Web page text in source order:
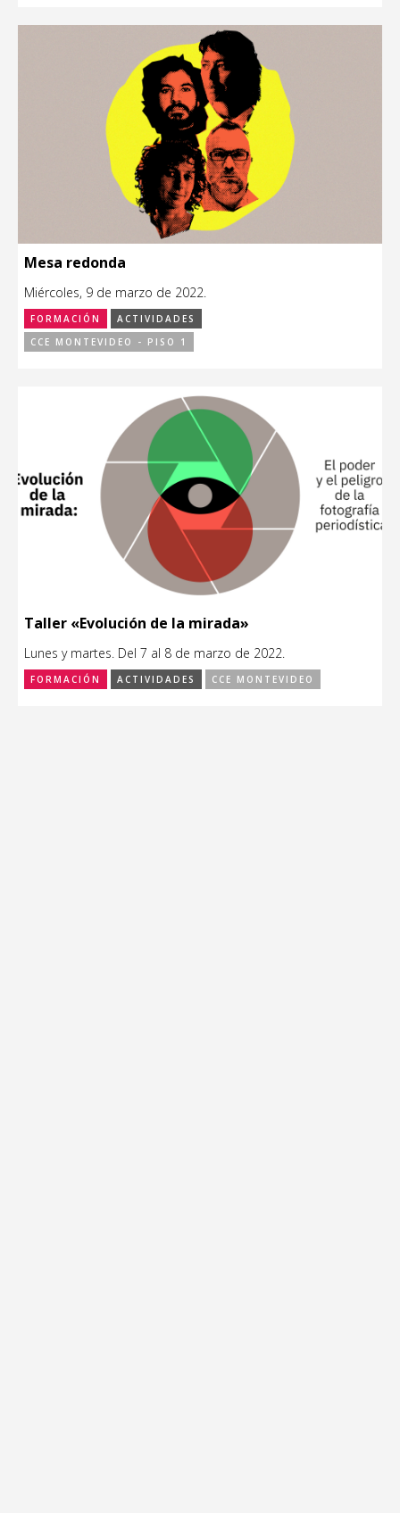
Mesa redonda
Miércoles, 9 de marzo de 2022.
FORMACIÓN
ACTIVIDADES
CCE MONTEVIDEO - PISO 1
Taller «Evolución de la mirada»
Lunes y martes. Del 7 al 8 de marzo de 2022.
FORMACIÓN ACTIVIDADES CCE MONTEVIDEO